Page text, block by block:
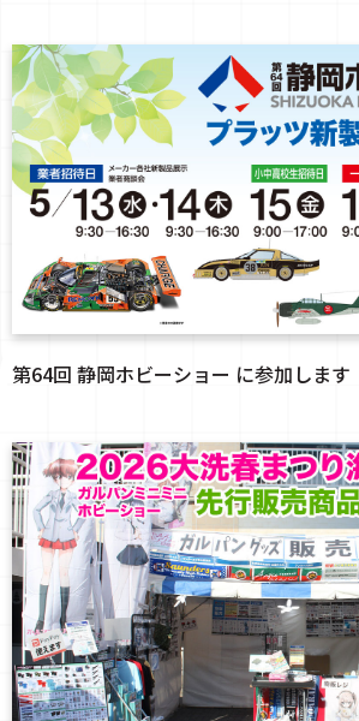
第64回 静岡ホビーショー に参加します